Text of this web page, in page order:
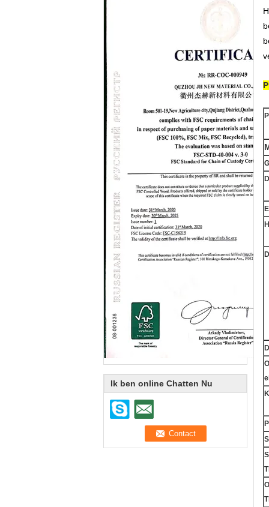
Ik ben online Chatten Nu